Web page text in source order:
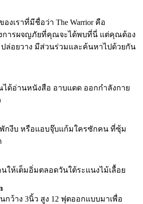
งเราที่มีชื่อว่า The Warrior คือ
ารผจญภัยที่คุณจะได้พบที่นี่ แต่คุณต้อง
ล่อยวาง มีส่วนร่วมและค้นหาไปด้วยกัน
ด้อ่านหนังสือ อาบแดด ออกกำลังกาย
กงีบ หรือแอบจุ๊บแก้มใครซักคน ที่ซุ้ม
ให้เต็มอิ่มตลอดวันใต้ระแนงไม้เลื้อย
ว้าง 3นิ้ว สูง 12 ฟุตออกแบบมาเพื่อ